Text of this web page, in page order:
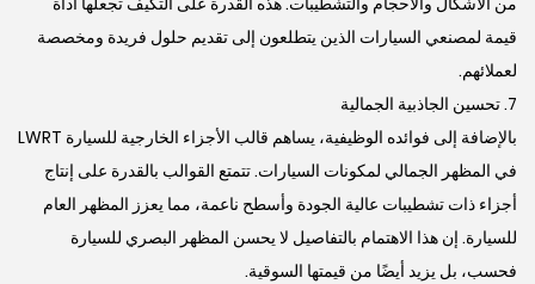
قيمة لمصنعي السيارات الذين يتطلعون إلى تقديم حلول فريدة ومخصصة
لعملائهم.
7. تحسين الجاذبية الجمالية
بالإضافة إلى فوائده الوظيفية، يساهم قالب الأجزاء الخارجية للسيارة LWRT
في المظهر الجمالي لمكونات السيارات. تتمتع القوالب بالقدرة على إنتاج
أجزاء ذات تشطيبات عالية الجودة وأسطح ناعمة، مما يعزز المظهر العام
للسيارة. إن هذا الاهتمام بالتفاصيل لا يحسن المظهر البصري للسيارة
فحسب، بل يزيد أيضًا من قيمتها السوقية.